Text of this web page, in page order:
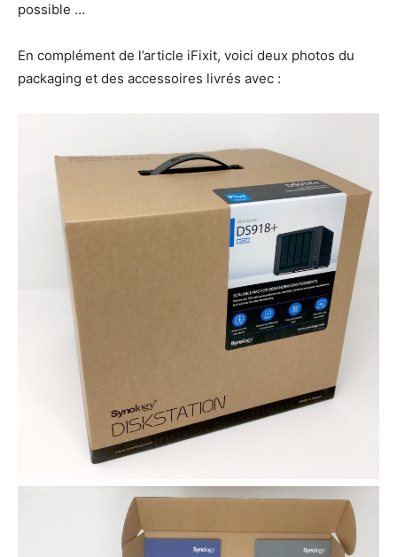
possible …
En complément de l’article iFixit, voici deux photos du
packaging et des accessoires livrés avec :